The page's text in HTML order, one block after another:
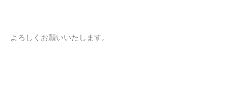
よろしくお願いいたします。